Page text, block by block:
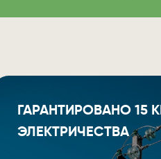
ГАРАНТИРОВАНО 15
ЭЛЕКТРИЧЕСТВА